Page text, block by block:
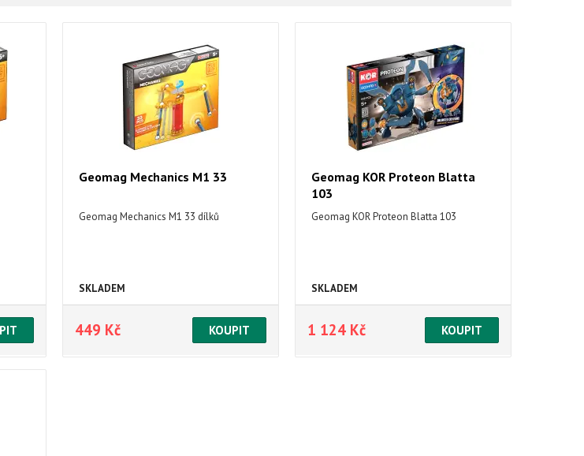
Geomag Mechanics M1 33
Geomag Mechanics M1 33 dílků
SKLADEM
449 Kč
Geomag KOR Proteon Blatta
103
Geomag KOR Proteon Blatta 103
SKLADEM
1 124 Kč